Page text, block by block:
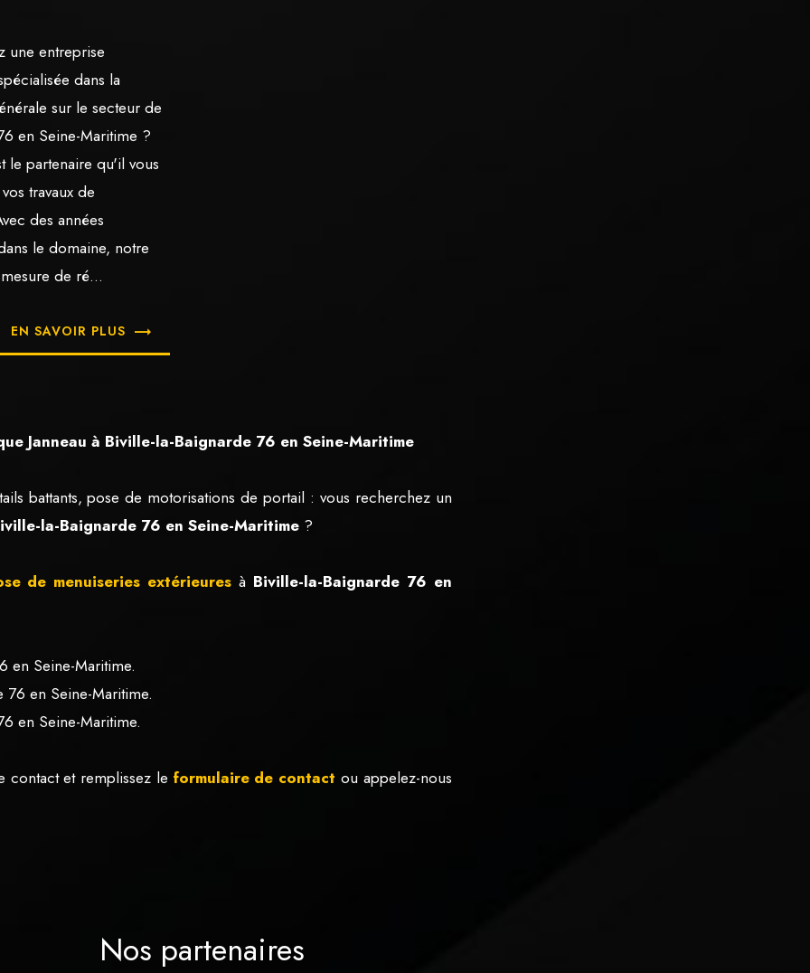
une entreprise
dans la
sur le secteur de
en Seine-Maritime ?
le partenaire qu'il vous
travaux de
des années
le domaine, notre
de ré...
EN SAVOIR PLUS
Janneau à Biville-la-Baignarde 76 en Seine-Maritime
battants, pose de motorisations de portail : vous recherchez un
la-Baignarde 76 en Seine-Maritime?
de menuiseries extérieures à Biville-la-Baignarde 76 en
en Seine-Maritime.
76 en Seine-Maritime.
en Seine-Maritime.
contact et remplissez le formulaire de contact ou appelez-nous
Nos partenaires